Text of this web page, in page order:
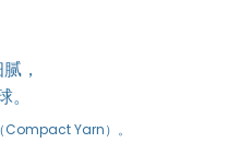
，
Compact Yarn）。